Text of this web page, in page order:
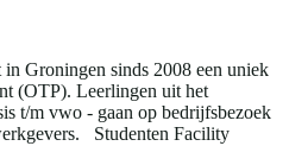
Groningen sinds 2008 een uniek
(OTP). Leerlingen uit het
t/m vwo - gaan op bedrijfsbezoek
Studenten Facility